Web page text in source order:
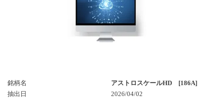
銘柄名
アストロスケールHD [186A]
抽出日
2026/04/02